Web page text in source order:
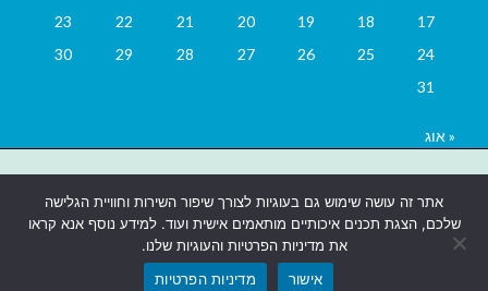
אתר זה עושה שימוש גם בעוגיות לצורך שיפור השירות וחוויית הגלישה
שלכם, הצגת תכנים איכותיים מותאמים אישית ועוד. למידע נוסף אנא קראו
את מדיניות הפרטיות והעוגיות שלנו.
אישור
מדיניות הפרטיות
17
18
19
20
21
22
23
24
25
26
27
28
29
30
31
« אוג
אתרים בבאר שבע|